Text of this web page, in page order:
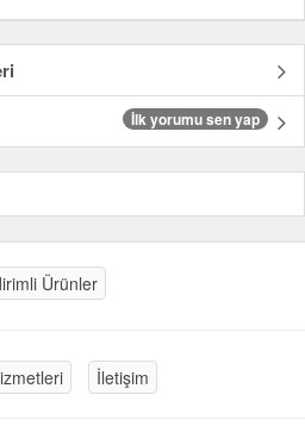
İlk yorumu sen yap
Ürünler
İletişim